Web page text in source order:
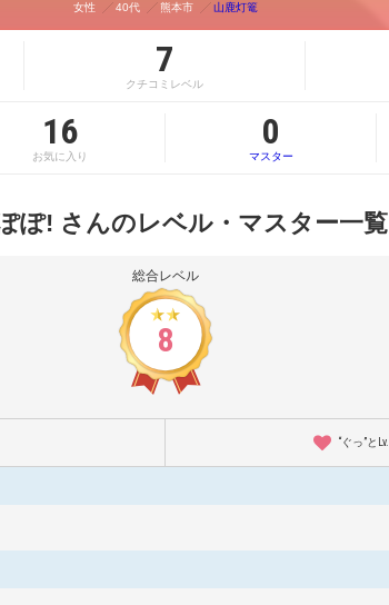
女性 40代 熊本市 山鹿灯篭
7
クチコミレベル
16
お気に入り
0
マスター
ぽ! さんのレベル・マスター一覧
総合レベル
8
“ぐっ”とLv.